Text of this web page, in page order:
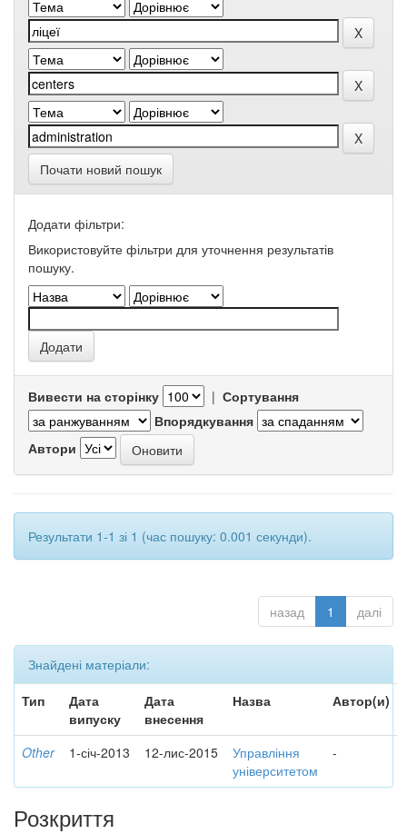
Почати новий пошук
Додати фільтри:
Використовуйте фільтри для уточнення результатів
пошуку.
Вивести на сторінку | Сортування
Впорядкування
Автори
Результати 1-1 зі 1 (час пошуку: 0.001 секунди).
назад 1 далі
Знайдені матеріали:
Тип
Дата
випуску
Дата
внесення
Назва Автор(и)
Other 1-січ-2013 12-лис-2015
Управління
університетом
-
Розкриття